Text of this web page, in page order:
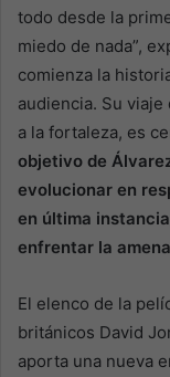
todo desde la
miedo de nada”,
comienza la
audiencia. Su
a la fortaleza, es
objetivo de
evolucionar en
en última
enfrentar la
El elenco de la
británicos David
aporta una nueva